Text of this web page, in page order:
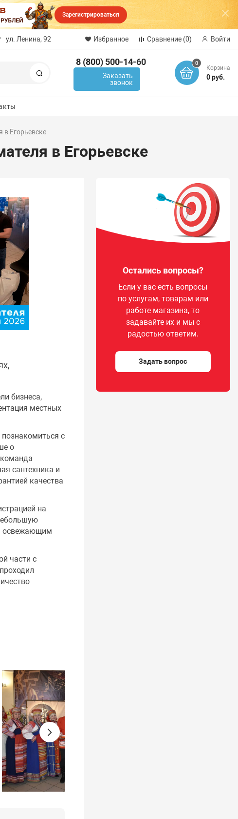
Зарегистрироваться
ул. Ленина, 92 Избранное Сравнение (0) Войти
8 (800) 500-14-60
Заказать
звонок
0
Корзина
0 руб.
в Егорьевске
в Егорьевске
бизнеса,
местных
познакомиться с
о
сантехника и
качества
на
освежающим
части с
Остались вопросы?
Если у вас есть вопросы
по услугам, товарам или
работе магазина, то
задавайте их и мы с
радостью ответим.
Задать вопрос